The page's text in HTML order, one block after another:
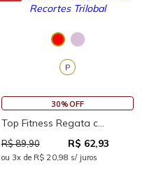
P
30%OFF
Top Fitness Regata c...
R$ 89,90 R$ 62,93
ou 3x de R$ 20,98 s/ juros